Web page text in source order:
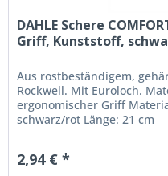
DAHLE Schere
Griff, Kunststoff,
Aus rostbeständigem,
Rockwell. Mit Euroloch.
ergonomischer Griff
schwarz/rot Länge: 21 cm
2,94 € *